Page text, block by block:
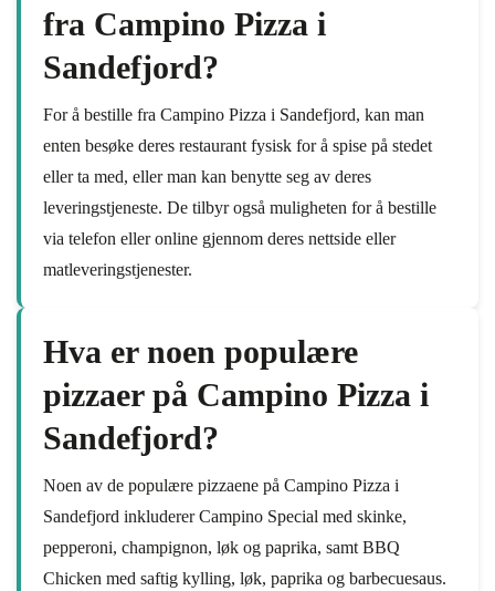
fra Campino Pizza i
Sandefjord?
For å bestille fra Campino Pizza i Sandefjord, kan man
enten besøke deres restaurant fysisk for å spise på stedet
eller ta med, eller man kan benytte seg av deres
leveringstjeneste. De tilbyr også muligheten for å bestille
via telefon eller online gjennom deres nettside eller
matleveringstjenester.
Hva er noen populære
pizzaer på Campino Pizza i
Sandefjord?
Noen av de populære pizzaene på Campino Pizza i
Sandefjord inkluderer Campino Special med skinke,
pepperoni, champignon, løk og paprika, samt BBQ
Chicken med saftig kylling, løk, paprika og barbecuesaus.